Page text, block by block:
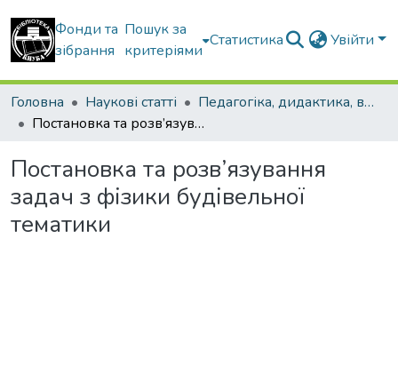
Фонди та
зібрання
Пошук за
критеріями
Статистика Увійти
Головна Наукові статті
Педагогіка, дидактика, вища освіта
Постановка та розв’язування задач з фізики будівельної тематики
Постановка та розв’язування
задач з фізики будівельної
тематики